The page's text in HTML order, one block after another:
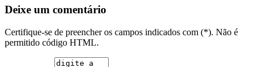
Deixe um comentário
Certifique-se de preencher os campos indicados com (*). Não é
permitido código HTML.